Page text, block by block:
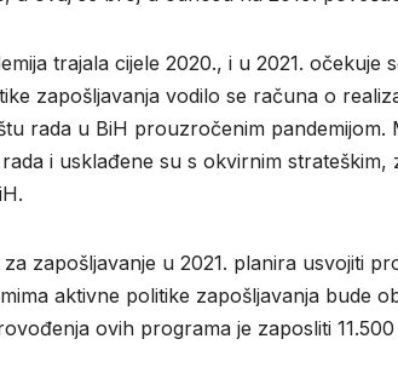
trajala cijele 2020., i u 2021.
zapošljavanja vodilo se računa o
rada u BiH prouzročenim
i usklađene su s okvirnim
zapošljavanje u 2021. planira usvojiti
aktivne politike zapošljavanja bude
ovih programa je zaposliti